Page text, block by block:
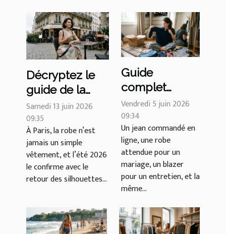
Décryptez le
guide de la
robe façon
parisienne :
entre tradition
et audace
contemporaine
Samedi 13 juin 2026
09:35
À Paris, la robe n’est
jamais un simple
vêtement, et l’été 2026
le confirme avec le
retour des silhouettes...
Guide
complet
tailles US FR
UK : les
erreurs qui
mènent à la
catastrophe
vestimentaire
Vendredi 5 juin 2026
09:34
Un jean commandé en
ligne, une robe
attendue pour un
mariage, un blazer
pour un entretien, et la
même...